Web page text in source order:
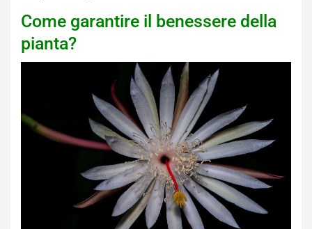
Come garantire il benessere della
pianta?